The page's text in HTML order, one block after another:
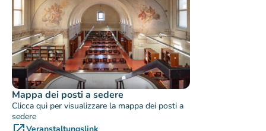
Mappa dei posti a sedere
Clicca qui per visualizzare la mappa dei posti a
sedere